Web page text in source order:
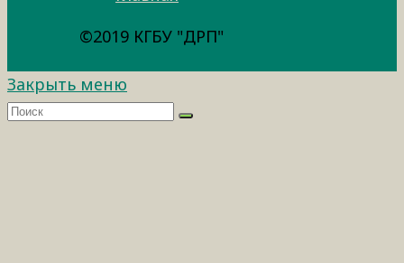
©2019 КГБУ "ДРП"
Закрыть меню